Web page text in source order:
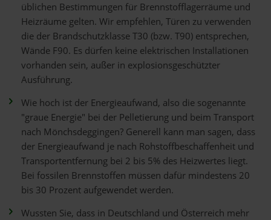
üblichen Bestimmungen für Brennstofflagerräume und
Heizräume gelten. Wir empfehlen, Türen zu verwenden
die der Brandschutzklasse T30 (bzw. T90) entsprechen,
Wände F90. Es dürfen keine elektrischen Installationen
vorhanden sein, außer in explosionsgeschützter
Ausführung.
Wie hoch ist der Energieaufwand, also die sogenannte
"graue Energie" bei der Pelletierung und beim Transport
nach Mönchsdeggingen? Generell kann man sagen, dass
der Energieaufwand je nach Rohstoffbeschaffenheit und
Transportentfernung bei 2 bis 5% des Heizwertes liegt.
Bei fossilen Brennstoffen müssen dafür mindestens 20
bis 30 Prozent aufgewendet werden.
Wussten Sie, dass in Deutschland und Österreich mehr